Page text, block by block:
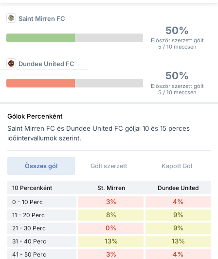
Saint Mirren FC
50%
Először szerzett gólt
5 / 10 meccsen
Dundee United FC
50%
Először szerzett gólt
5 / 10 meccsen
Gólok Percenként
Saint Mirren FC és Dundee United FC góljai 10 és 15 perces
időintervallumok szerint.
Összes gól Gólt szerzett Kapott Gól
10 Percenként St. Mirren
Dundee United
0 - 10 Perc
3% 4%
11 - 20 Perc 8% 9%
21 - 30 Perc 0% 9%
31 - 40 Perc 13% 13%
41 - 50 Perc 3% 4%